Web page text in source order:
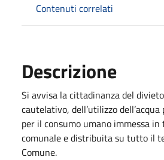
Contenuti correlati
Descrizione
Si avvisa la cittadinanza del
cautelativo, dell’utilizzo
per il consumo umano immessa
comunale e distribuita su tutto il
Comune.